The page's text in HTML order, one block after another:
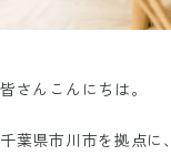
皆さんこんにちは。
千葉県市川市を拠点に